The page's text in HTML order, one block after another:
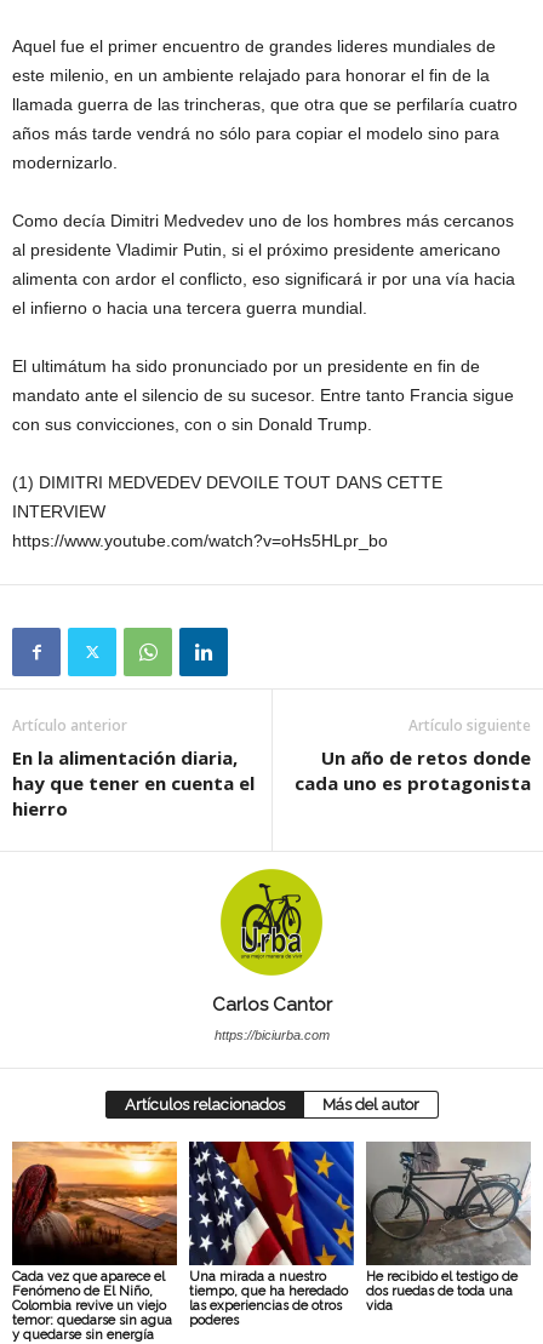
Aquel fue el primer encuentro de grandes lideres mundiales de
este milenio, en un ambiente relajado para honorar el fin de la
llamada guerra de las trincheras, que otra que se perfilaría cuatro
años más tarde vendrá no sólo para copiar el modelo sino para
modernizarlo.
Como decía Dimitri Medvedev uno de los hombres más cercanos
al presidente Vladimir Putin, si el próximo presidente americano
alimenta con ardor el conflicto, eso significará ir por una vía hacia
el infierno o hacia una tercera guerra mundial.
El ultimátum ha sido pronunciado por un presidente en fin de
mandato ante el silencio de su sucesor. Entre tanto Francia sigue
con sus convicciones, con o sin Donald Trump.
(1) DIMITRI MEDVEDEV DEVOILE TOUT DANS CETTE
INTERVIEW
https://www.youtube.com/watch?v=oHs5HLpr_bo
Artículo anterior
En la alimentación diaria,
hay que tener en cuenta el
hierro
Artículo siguiente
Un año de retos donde
cada uno es protagonista
Carlos Cantor
https://biciurba.com
Artículos relacionados Más del autor
Cada vez que aparece el
Fenómeno de El Niño,
Colombia revive un viejo
temor: quedarse sin agua
y quedarse sin energía
Una mirada a nuestro
tiempo, que ha heredado
las experiencias de otros
poderes
He recibido el testigo de
dos ruedas de toda una
vida